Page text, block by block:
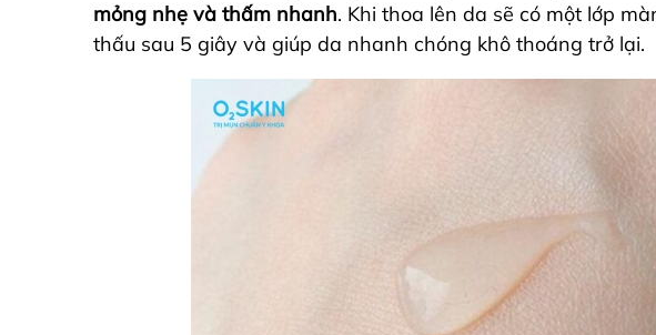
mỏng nhẹ và thấm nhanh. Khi thoa lên da sẽ có một lớp
thấu sau 5 giây và giúp da nhanh chóng khô thoáng trở lại.